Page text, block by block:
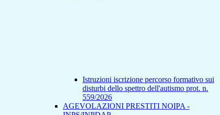
Istruzioni iscrizione percorso formativo sui
disturbi dello spettro dell'autismo prot. n.
559/2026
AGEVOLAZIONI PRESTITI NOIPA -